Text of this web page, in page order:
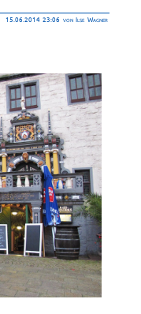
15.06.2014 23:06 von Ilse Wagner